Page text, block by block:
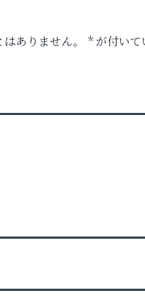
ありません。 *が付いて